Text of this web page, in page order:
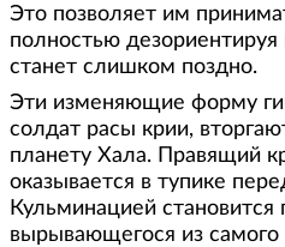
Это позволяет им
полностью дезориентируя
станет слишком поздно.
Эти изменяющие форму
солдат расы крии,
планету Хала. Правящий
оказывается в тупике
Кульминацией
вырывающегося из самого